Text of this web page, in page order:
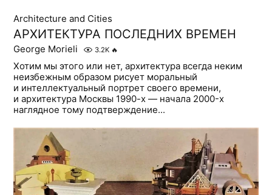
Architecture and Cities
АРХИТЕКТУРА ПОСЛЕДНИХ ВРЕМЕН
George Morieli 3.2K 🔥
Хотим мы этого или нет, архитектура всегда неким
неизбежным образом рисует моральный
и интеллектуальный портрет своего времени,
и архитектурa Москвы 1990-х — началa 2000-х
наглядное тому подтверждение...